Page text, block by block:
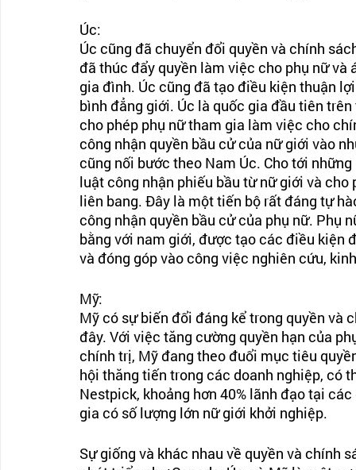
Úc:
Úc cũng đã chuyển đổi quyền và chính
đã thúc đẩy quyền làm việc cho phụ nữ
gia đình. Úc cũng đã tạo điều kiện thuận
bình đẳng giới. Úc là quốc gia đầu tiên
cho phép phụ nữ tham gia làm việc cho
công nhận quyền bầu cử của nữ giới vào
cũng nối bước theo Nam Úc. Cho tới
luật công nhận phiếu bầu từ nữ giới và
liên bang. Đây là một tiến bộ rất đáng tự
công nhận quyền bầu cử của phụ nữ. Phụ
bằng với nam giới, được tạo các điều kiện
và đóng góp vào công việc nghiên cứu,
Mỹ:
Mỹ có sự biến đổi đáng kể trong quyền và
đây. Với việc tăng cường quyền hạn của
chính trị, Mỹ đang theo đuổi mục tiêu
hội thăng tiến trong các doanh nghiệp, có
Nestpick, khoảng hơn 40% lãnh đạo tại
gia có số lượng lớn nữ giới khởi nghiệp.
Sự giống và khác nhau về quyền và chính